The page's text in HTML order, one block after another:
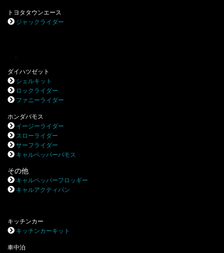
トヨタタウンエース
ジャックライダー
ダイハツゼット
シェルキット
ロックライダー
ファニーライダー
ホンダバモス
イージーライダー
スローライダー
サーフライダー
キャルペッパーバモス
その他
キャルペッパーフロッギー
キャルアクティバン
キッチンカー
キッチンカーキット
車中泊